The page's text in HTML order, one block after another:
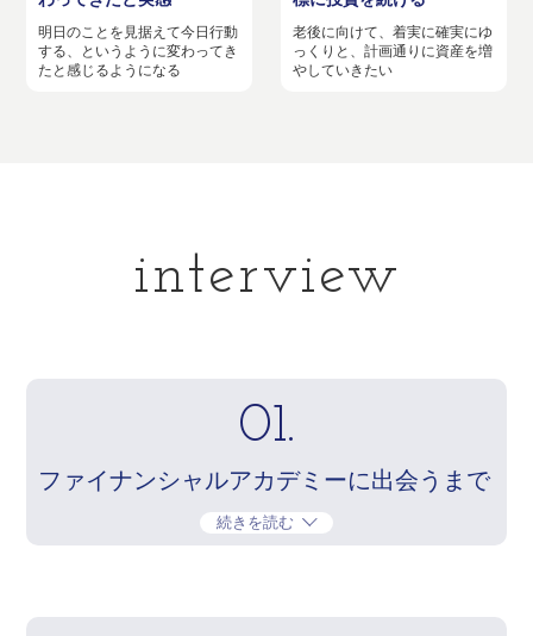
明日のことを見据えて今日行動
する、というように変わってき
たと感じるようになる
老後に向けて、着実に確実にゆ
っくりと、計画通りに資産を増
やしていきたい
interview
01.
ファイナンシャルアカデミーに出会うまで
続きを読む